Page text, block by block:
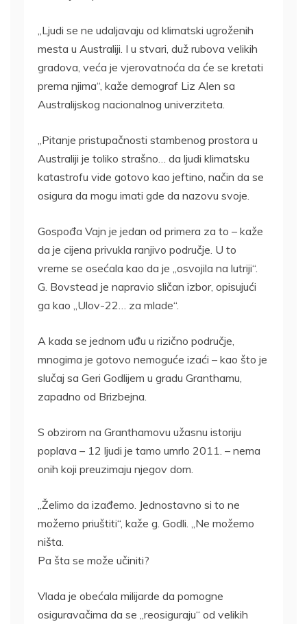
„Ljudi se ne udaljavaju od klimatski ugroženih
mesta u Australiji. I u stvari, duž rubova velikih
gradova, veća je vjerovatnoća da će se kretati
prema njima“, kaže demograf Liz Alen sa
Australijskog nacionalnog univerziteta.
„Pitanje pristupačnosti stambenog prostora u
Australiji je toliko strašno… da ljudi klimatsku
katastrofu vide gotovo kao jeftino, način da se
osigura da mogu imati gde da nazovu svoje.
Gospođa Vajn je jedan od primera za to – kaže
da je cijena privukla ranjivo područje. U to
vreme se osećala kao da je „osvojila na lutriji“.
G. Bovstead je napravio sličan izbor, opisujući
ga kao „Ulov-22… za mlade“.
A kada se jednom uđu u rizično područje,
mnogima je gotovo nemoguće izaći – kao što je
slučaj sa Geri Godlijem u gradu Granthamu,
zapadno od Brizbejna.
S obzirom na Granthamovu užasnu istoriju
poplava – 12 ljudi je tamo umrlo 2011. – nema
onih koji preuzimaju njegov dom.
„Želimo da izađemo. Jednostavno si to ne
možemo priuštiti“, kaže g. Godli. „Ne možemo
ništa.
Pa šta se može učiniti?
Vlada je obećala milijarde da pomogne
osiguravačima da se „reosiguraju“ od velikih